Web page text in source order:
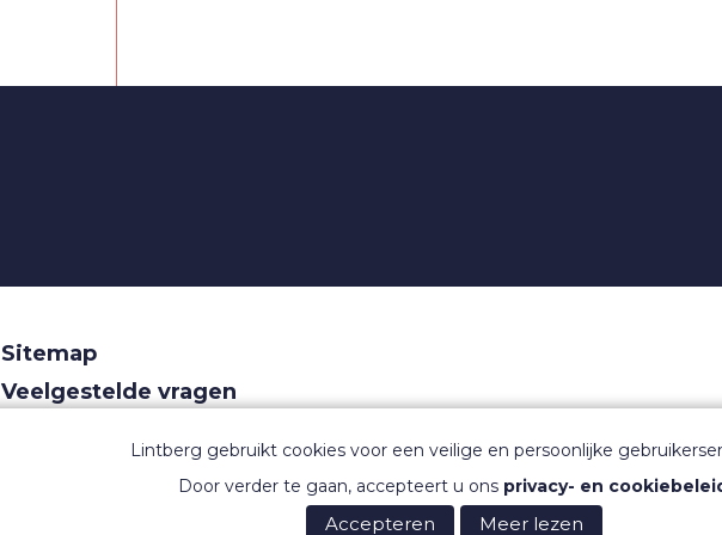
Sitemap
Veelgestelde vragen
Lintberg gebruikt cookies voor een veilige en persoonlijke
Door verder te gaan, accepteert u ons privacy- en
Accepteren Meer lezen